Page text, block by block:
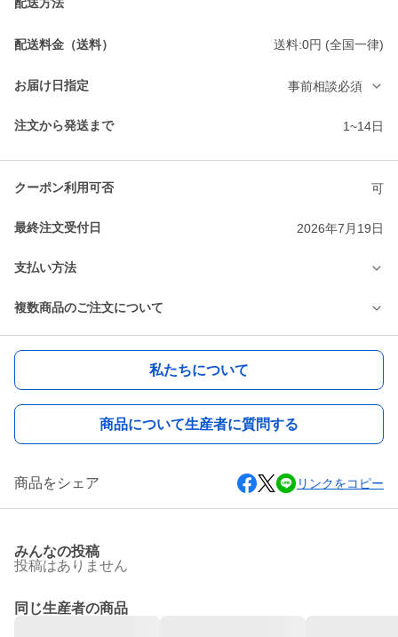
配送料金（送料） 送料:0円 (全国一律)
お届け日指定 事前相談必須
注文から発送まで 1~14日
クーポン利用可否 可
最終注文受付日 2026年7月19日
支払い方法
複数商品のご注文について
私たちについて
商品について生産者に質問する
商品をシェア リンクをコピー
みんなの投稿
投稿はありません
同じ生産者の商品